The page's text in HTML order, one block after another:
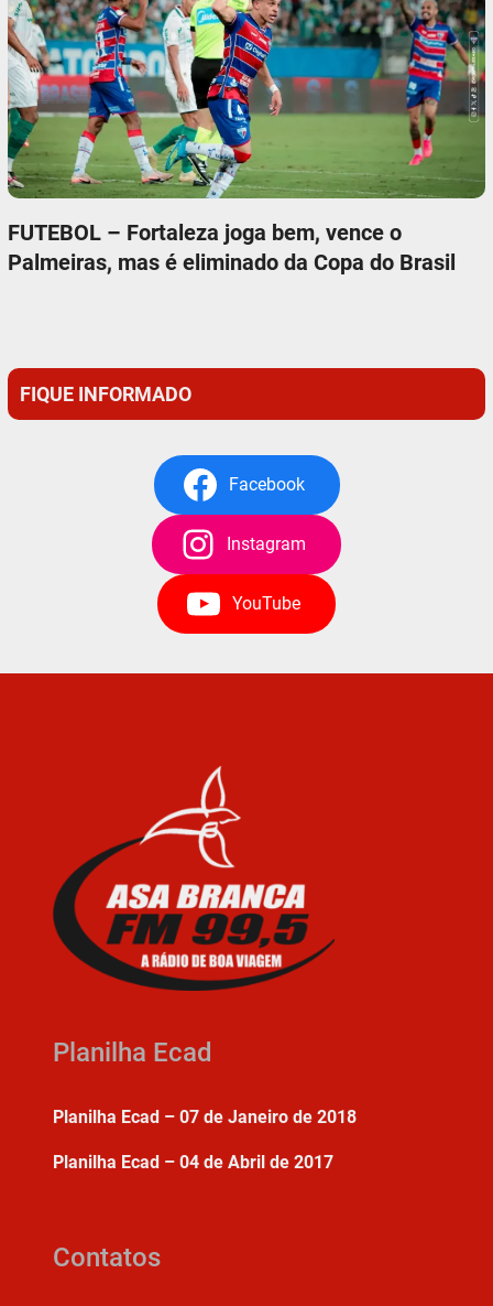
FUTEBOL – Fortaleza joga bem, vence o
Palmeiras, mas é eliminado da Copa do Brasil
FIQUE INFORMADO
Facebook
Instagram
YouTube
Planilha Ecad
Planilha Ecad – 07 de Janeiro de 2018
Planilha Ecad – 04 de Abril de 2017
Contatos